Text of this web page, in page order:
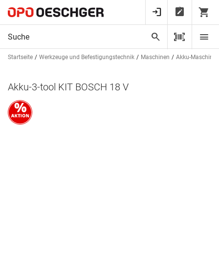
Startseite Werkzeuge und Befestigungstechnik Maschinen Akku-Maschinen
Akku-3-tool KIT BOSCH 18 V